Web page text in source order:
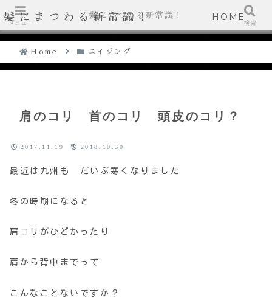
髪にまつわる新常識！ HOME
Home エイジング
肩のコリ 首のコリ 頭皮のコリ？
2017.11.19 2018.10.30
最近は九州も だいぶ寒くなりました
冬の時期になると
肩コリがひどかったり
肩から背中までって
こんなことないですか？
メニュー
髪にまつわる新常識！
検索